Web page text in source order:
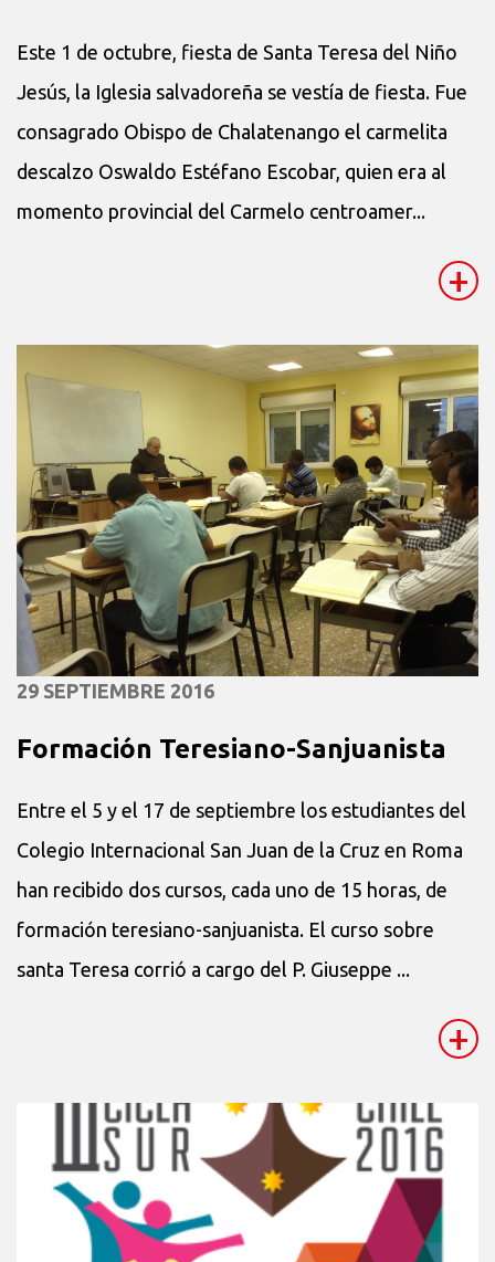
Este 1 de octubre, fiesta de Santa Teresa del Niño
Jesús, la Iglesia salvadoreña se vestía de fiesta. Fue
consagrado Obispo de Chalatenango el carmelita
descalzo Oswaldo Estéfano Escobar, quien era al
momento provincial del Carmelo centroamer...
+
29 SEPTIEMBRE 2016
Formación Teresiano-Sanjuanista
Entre el 5 y el 17 de septiembre los estudiantes del
Colegio Internacional San Juan de la Cruz en Roma
han recibido dos cursos, cada uno de 15 horas, de
formación teresiano-sanjuanista. El curso sobre
santa Teresa corrió a cargo del P. Giuseppe ...
+